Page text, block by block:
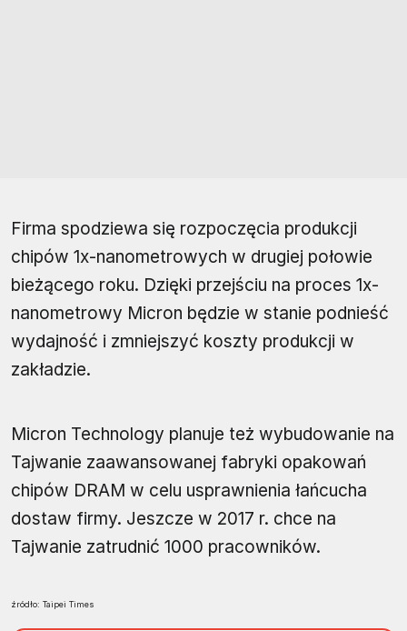
Firma spodziewa się rozpoczęcia produkcji
chipów 1x-nanometrowych w drugiej połowie
bieżącego roku. Dzięki przejściu na proces 1x-
nanometrowy Micron będzie w stanie podnieść
wydajność i zmniejszyć koszty produkcji w
zakładzie.
Micron Technology planuje też wybudowanie na
Tajwanie zaawansowanej fabryki opakowań
chipów DRAM w celu usprawnienia łańcucha
dostaw firmy. Jeszcze w 2017 r. chce na
Tajwanie zatrudnić 1000 pracowników.
źródło: Taipei Times